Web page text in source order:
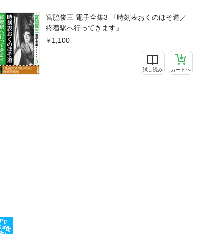
宮脇俊三 電子全集3 『時刻表おくのほそ道／
終着駅へ行ってきます』
1,100
試し読み カートへ